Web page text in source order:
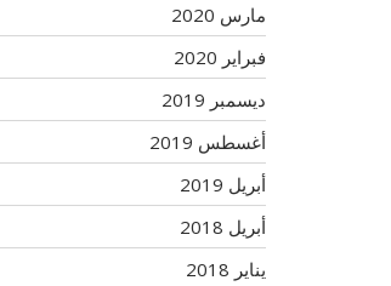
مارس 2020
فبراير 2020
ديسمبر 2019
أغسطس 2019
أبريل 2019
أبريل 2018
يناير 2018